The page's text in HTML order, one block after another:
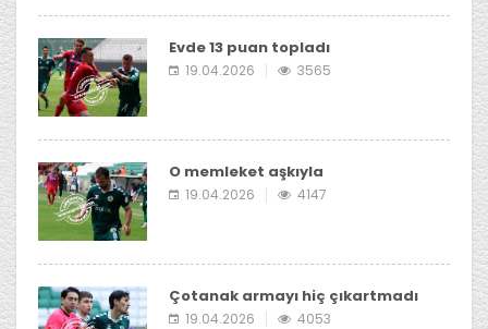
Evde 13 puan topladı
19.04.2026 3565
O memleket aşkıyla
19.04.2026 4147
Çotanak armayı hiç çıkartmadı
19.04.2026 4053